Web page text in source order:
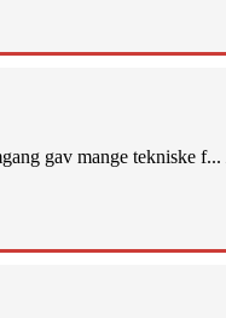
gav mange tekniske f...